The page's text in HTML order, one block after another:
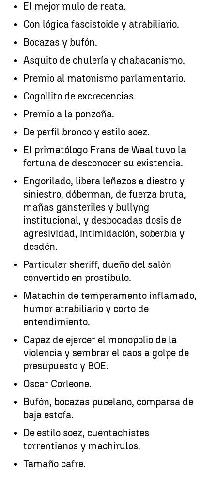
El mejor mulo de reata.
Con lógica fascistoide y atrabiliario.
Bocazas y bufón.
Asquito de chulería y chabacanismo.
Premio al matonismo parlamentario.
Cogollito de excrecencias.
Premio a la ponzoña.
De perfil bronco y estilo soez.
El primatólogo Frans de Waal tuvo la
fortuna de desconocer su existencia.
Engorilado, libera leñazos a diestro y
siniestro, dóberman, de fuerza bruta,
mañas gansteriles y bullyng
institucional, y desbocadas dosis de
agresividad, intimidación, soberbia y
desdén.
Particular sheriff, dueño del salón
convertido en prostíbulo.
Matachín de temperamento inflamado,
humor atrabiliario y corto de
entendimiento.
Capaz de ejercer el monopolio de la
violencia y sembrar el caos a golpe de
presupuesto y BOE.
Oscar Corleone.
Bufón, bocazas pucelano, comparsa de
baja estofa.
De estilo soez, cuentachistes
torrentianos y machirulos.
Tamaño cafre.